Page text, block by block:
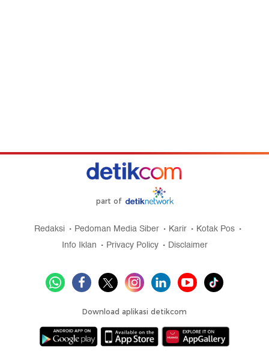
part of
Redaksi Pedoman Media Siber Karir
Kotak Pos
Info Iklan
Privacy Policy Disclaimer
Download aplikasi detikcom